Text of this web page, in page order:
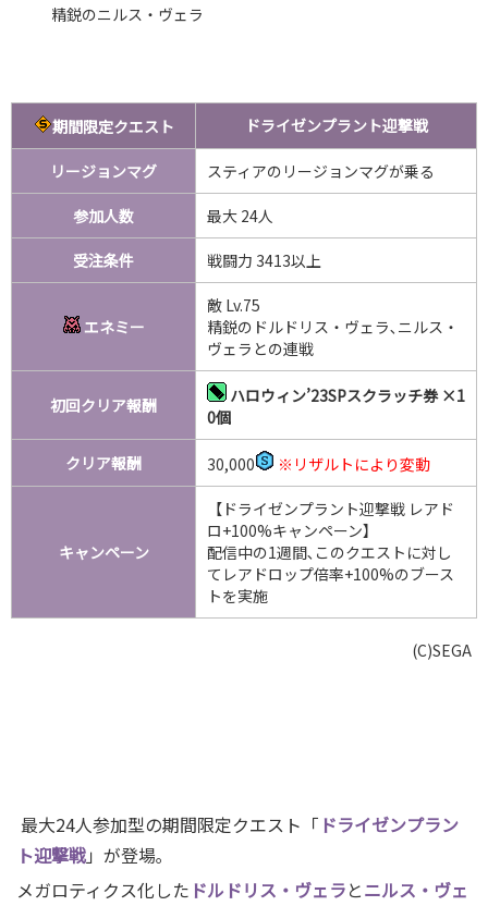
精鋭のニルス・ヴェラ
期間限定クエスト ドライゼンプラント迎撃戦
リージョンマグ スティアのリージョンマグが乗る
参加人数 最大 24人
受注条件 戦闘力 3413以上
エネミー
敵 Lv.75
精鋭のドルドリス・ヴェラ､ニルス・
ヴェラとの連戦
初回クリア報酬
ハロウィン’23SPスクラッチ券 ×1
0個
クリア報酬 30,000 ※リザルトにより変動
キャンペーン
【ドライゼンプラント迎撃戦 レアド
ロ+100%キャンペーン】
配信中の1週間､このクエストに対し
てレアドロップ倍率+100%のブース
トを実施
(C)SEGA
最大24人参加型の期間限定クエスト「 ドライゼンプラン
ト迎撃戦」が登場｡
メガロティクス化した ドルドリス・ヴェラとニルス・ヴェ